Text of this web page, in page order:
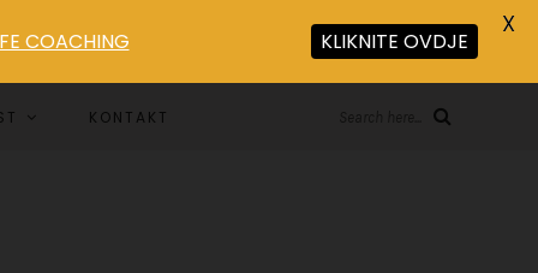
KONTAKT
COACHING KLIKNITE OVDJE
X